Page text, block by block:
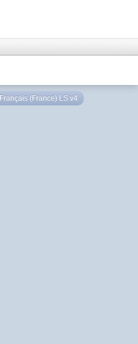
Français (France) LS v4